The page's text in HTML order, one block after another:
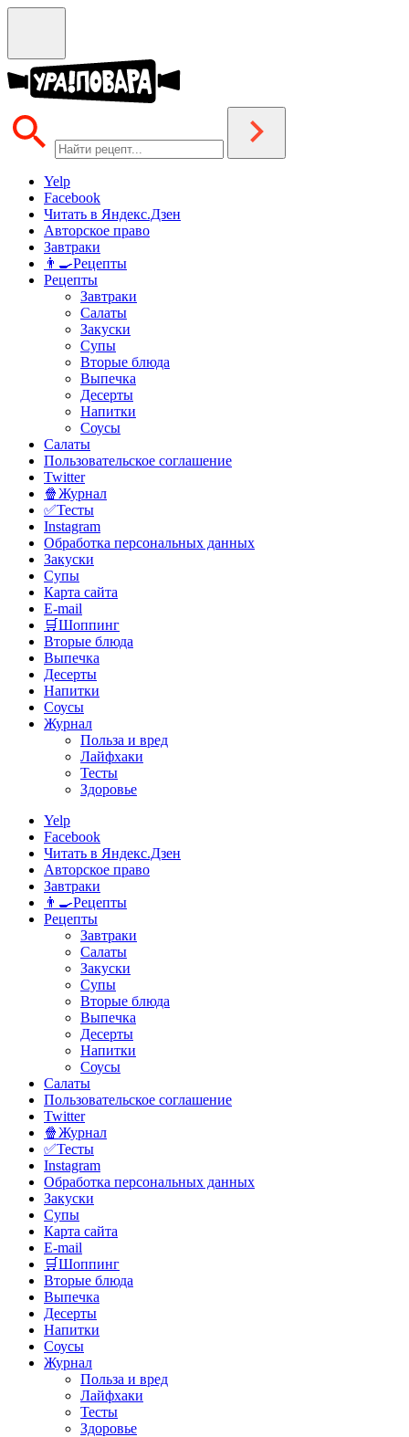
Yelp
Facebook
Читать в Яндекс.Дзен
Авторское право
Завтраки
👨‍🍳Рецепты
Рецепты
Завтраки
Салаты
Закуски
Супы
Вторые блюда
Выпечка
Десерты
Напитки
Соусы
Салаты
Пользовательское соглашение
Twitter
🍿Журнал
✅Тесты
Instagram
Обработка персональных данных
Закуски
Супы
Карта сайта
E-mail
🛒Шоппинг
Вторые блюда
Выпечка
Десерты
Напитки
Соусы
Журнал
Польза и вред
Лайфхаки
Тесты
Здоровье
Yelp
Facebook
Читать в Яндекс.Дзен
Авторское право
Завтраки
👨‍🍳Рецепты
Рецепты
Завтраки
Салаты
Закуски
Супы
Вторые блюда
Выпечка
Десерты
Напитки
Соусы
Салаты
Пользовательское соглашение
Twitter
🍿Журнал
✅Тесты
Instagram
Обработка персональных данных
Закуски
Супы
Карта сайта
E-mail
🛒Шоппинг
Вторые блюда
Выпечка
Десерты
Напитки
Соусы
Журнал
Польза и вред
Лайфхаки
Тесты
Здоровье